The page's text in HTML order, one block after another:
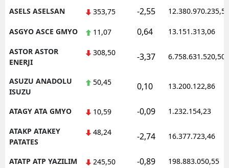
ASELS ASELSAN 353,75 -2,55 12.380.970.235,50
ASGYO ASCE GMYO 11,07 0,64 13.151.313,06
ASTOR ASTOR
ENERJI
308,50 -3,37 6.758.631.520,50
ASUZU ANADOLU
ISUZU
50,45 0,10 13.200.122,86
ATAGY ATA GMYO 10,59 -0,09 1.232.154,23
ATAKP ATAKEY
PATATES
48,24 -2,74 16.377.723,46
ATATP ATP YAZILIM 245,50 -0,89 198.883.050,55